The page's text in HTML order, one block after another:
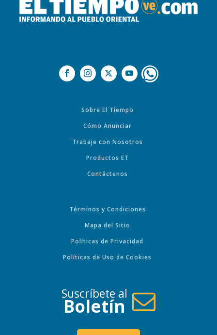
Sobre El Tiempo
Cómo Anunciar
Trabaje con Nosotros
Productos ET
Contáctenos
Términos y Condiciones
Mapa del Sitio
Políticas de Privacidad
Políticas de Uso de Cookies
Suscríbete al
Boletín